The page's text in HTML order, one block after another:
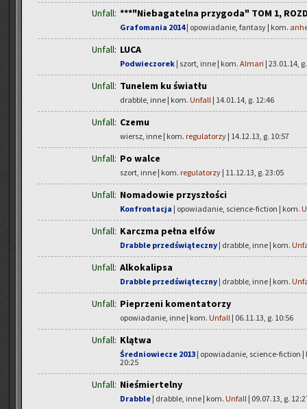
Unfall: ***"Niebagatelna przygoda" TOM 1,
Grafomania 2014| opowiadanie, fantasy | kom.
Unfall: LUCA
Podwieczorek | szort, inne | kom. Almari | 23.01.14,
Unfall: Tunelem ku światłu
drabble, inne | kom. Unfall | 14.01.14, g. 12:46
Unfall: Czemu
wiersz, inne | kom. regulatorzy | 14.12.13, g. 10:57
Unfall: Po walce
szort, inne | kom. regulatorzy | 11.12.13, g. 23:05
Unfall: Nomadowie przyszłości
Konfrontacja | opowiadanie, science-fiction | kom.
Unfall: Karczma pełna elfów
Drabble przedświąteczny | drabble, inne | kom.
Unfall: Alkokalipsa
Drabble przedświąteczny | drabble, inne | kom.
Unfall: Pieprzeni komentatorzy
opowiadanie, inne | kom. Unfall | 06.11.13, g. 10:56
Unfall: Klątwa
Średniowiecze 2013 | opowiadanie, science-fiction
20:25
Unfall: Nieśmiertelny
Drabble | drabble, inne | kom. Unfall | 09.07.13, g.